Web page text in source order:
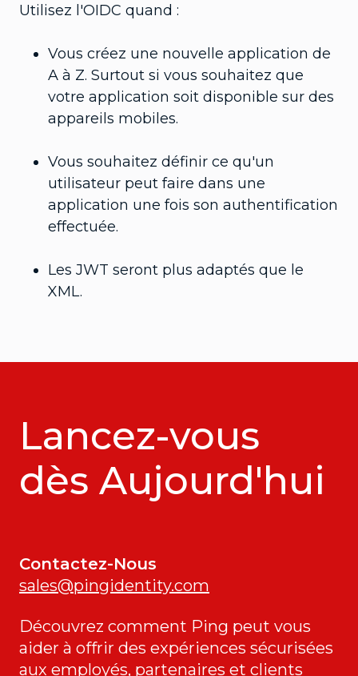
Utilisez l'OIDC quand :
Vous créez une nouvelle application de
A à Z. Surtout si vous souhaitez que
votre application soit disponible sur des
appareils mobiles.
Vous souhaitez définir ce qu'un
utilisateur peut faire dans une
application une fois son authentification
effectuée.
Les JWT seront plus adaptés que le
XML.
Lancez-vous
dès Aujourd'hui
Contactez-Nous
sales@pingidentity.com
Découvrez comment Ping peut vous
aider à offrir des expériences sécurisées
aux employés, partenaires et clients